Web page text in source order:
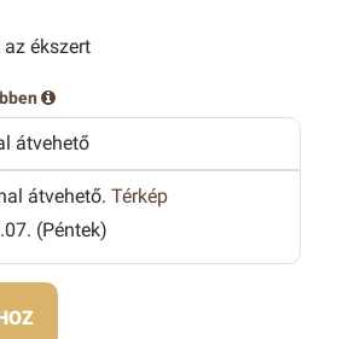
ékszert
átvehető
átvehető. Térkép
(Péntek)